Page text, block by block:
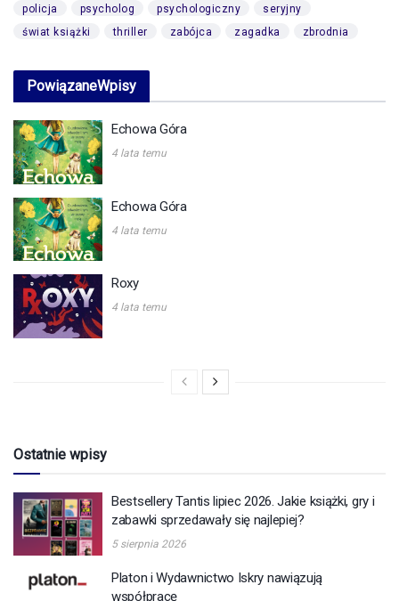
policja
psycholog psychologiczny
seryjny
świat książki
thriller zabójca zagadka zbrodnia
PowiązaneWpisy
Echowa Góra
4 lata temu
Echowa Góra
4 lata temu
Roxy
4 lata temu
Ostatnie wpisy
Bestsellery Tantis lipiec 2026. Jakie książki, gry i
zabawki sprzedawały się najlepiej?
5 sierpnia 2026
Platon i Wydawnictwo Iskry nawiązują
współpracę